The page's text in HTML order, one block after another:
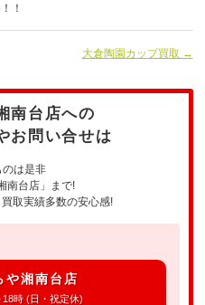
！
大倉陶園カップ買取 →
南台店への
お問い合せは
のは是非
南台店」まで!
取実績多数の安心感!
や湘南台店
時 (日・祝定休)